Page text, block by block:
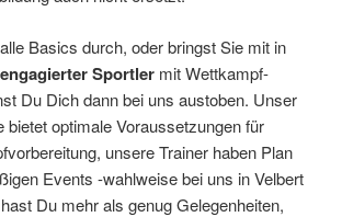
Basics durch, oder bringst Sie mit in
engagierter Sportler mit Wettkampf-
Du Dich dann bei uns austoben. Unser
bietet optimale Voraussetzungen für
unsere Trainer haben Plan
Events -wahlweise bei uns in Velbert
Du mehr als genug Gelegenheiten,